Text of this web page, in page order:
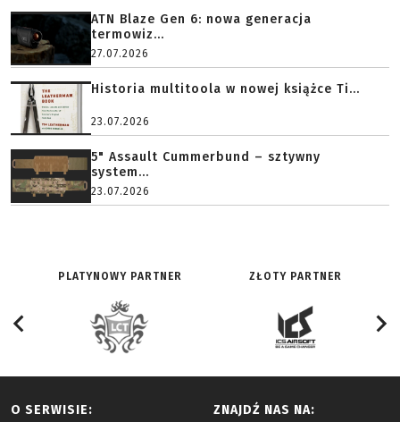
ATN Blaze Gen 6: nowa generacja
termowiz...
27.07.2026
Historia multitoola w nowej książce Ti...
23.07.2026
5" Assault Cummerbund – sztywny
system...
23.07.2026
PLATYNOWY PARTNER ZŁOTY PARTNER
O SERWISIE: ZNAJDŹ NAS NA: